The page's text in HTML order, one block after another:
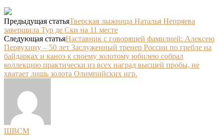
Предыдущая статьяТверская лыжница Наталья Непряева
завершила Тур де Ски на 11 месте
Следующая статьяНаставник с говорящей фамилией: Алексею
Первухину – 50 лет Заслуженный тренер России по гребле на
байдарках и каноэ к своему золотому юбилею собрал
коллекцию практически из всех наград высшей пробы, не
хватает лишь золота Олимпийских игр.
ШВСМ